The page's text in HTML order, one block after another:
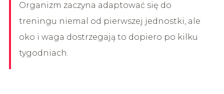
Organizm zaczyna adaptować się do
treningu niemal od pierwszej jednostki, ale
oko i waga dostrzegają to dopiero po kilku
tygodniach.